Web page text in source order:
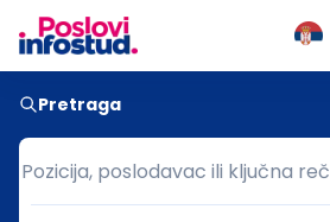
Pretraga
Pozicija, poslodavac ili ključna reč
Pozicija, poslodavac ili ključna reč